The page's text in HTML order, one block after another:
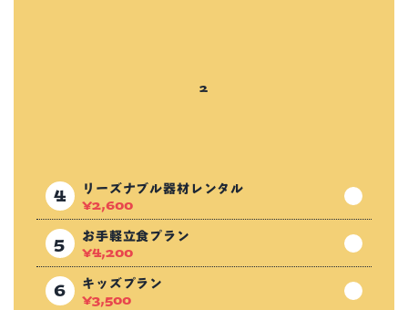
リーズナブル器材レンタル
¥2,600
お手軽立食プラン
¥4,200
キッズプラン
¥3,500